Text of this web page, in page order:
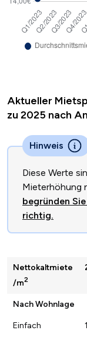
Aktueller
zu 2025 nach
Hinweis
Diese Werte
Mieterhöhung
begründen
richtig.
Nettokaltmiete
/m2
Nach Wohnlage
Einfach